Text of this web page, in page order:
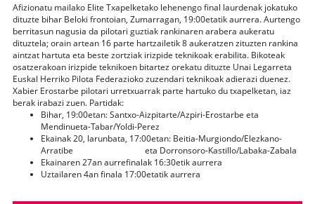
Afizionatu mailako Elite Txapelketako lehenengo final laurdenak jokatuko
dituzte bihar Beloki frontoian, Zumarragan, 19:00etatik aurrera. Aurtengo
berritasun nagusia da pilotari guztiak rankinaren arabera aukeratu
dituztela; orain artean 16 parte hartzailetik 8 aukeratzen zituzten rankina
aintzat hartuta eta beste zortziak irizpide teknikoak erabilita. Bikoteak
osatzerakoan irizpide teknikoen bitartez orekatu dituzte Unai Legarreta
Euskal Herriko Pilota Federazioko zuzendari teknikoak adierazi duenez.
Xabier Erostarbe pilotari urretxuarrak parte hartuko du txapelketan, iaz
berak irabazi zuen. Partidak:
Bihar, 19:00etan: Santxo-Aizpitarte/Azpiri-Erostarbe eta
Mendinueta-Tabar/Yoldi-Perez
Ekainak 20, larunbata, 17:00etan: Beitia-Murgiondo/Elezkano-
Arratibe eta Dorronsoro-Kastillo/Labaka-Zabala
Ekainaren 27an aurrefinalak 16:30etik aurrera
Uztailaren 4an finala 17:00etatik aurrera